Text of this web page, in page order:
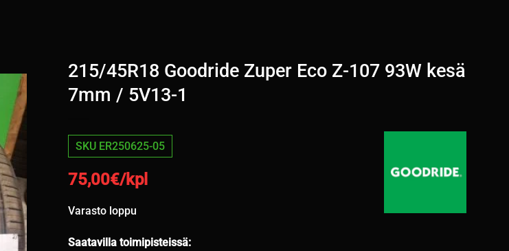
215/45R18 Goodride Zuper Eco Z-107 93W kesä
7mm / 5V13-1
SKU ER250625-05
75,00€/kpl
Varasto loppu
Saatavilla toimipisteissä: